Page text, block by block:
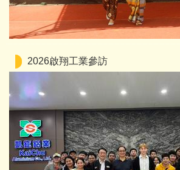
2026啟翔工業參訪